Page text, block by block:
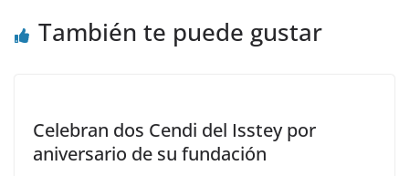
También te puede gustar
Celebran dos Cendi del Isstey por
aniversario de su fundación